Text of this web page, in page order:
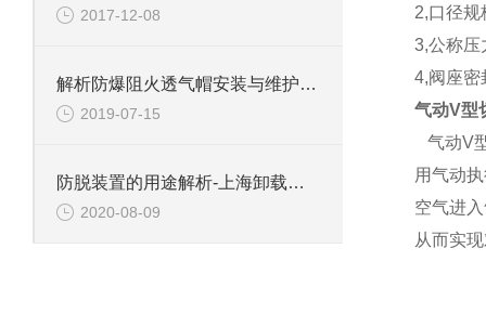
2,口径
3,公称压
4,阀座密
气动V型
气动V
用气动
空气进
从而实
2017-12-08
解析防爆阻火透气帽安装与维护保养的方法
2019-07-15
防脱装置的用途解析-上海卸载臂附件生产厂家
2020-08-09